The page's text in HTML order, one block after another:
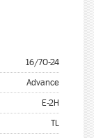
16/70-24
Advance
E-2H
TL